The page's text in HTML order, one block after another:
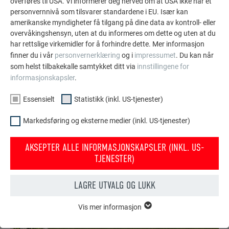
de holdbare PREFA aluminiumsløsningene for tak,
solcelleanlegg og fasader.
VIS FLERE REFERANSER
personvernnivå som tilsvarer standardene i EU. Især kan
amerikanske myndigheter få tilgang på dine data av kontroll- eller
overvåkingshensyn, uten at du informeres om dette og uten at du
har rettslige virkemidler for å forhindre dette. Mer informasjon
finner du i vår personvernerklæring og i impressumet. Du kan når
som helst tilbakekalle samtykket ditt via innstillingene for
informasjonskapsler.
Essensielt Statistikk (inkl. US-tjenester)
Markedsføring og eksterne medier (inkl. US-tjenester)
AKSEPTER ALLE INFORMASJONSKAPSLER (INKL. US-
TJENESTER)
LAGRE UTVALG OG LUKK
Vis mer informasjon